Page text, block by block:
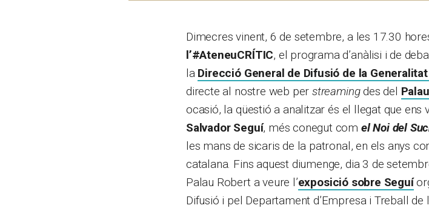
Dimecres vinent, 6 de setembre, a les 17.30
l’#AteneuCRÍTIC, el programa d’anàlisi i de
la Direcció General de Difusió de la
directe al nostre web perstreamingdes del
ocasió, la qüestió a analitzar és el llegat que
Salvador Seguí, més conegut com el Noi del
les mans de sicaris de la patronal, en els anys
catalana. Fins aquest diumenge, dia 3 de
Palau Robert a veure l’exposició sobre Seguí
Difusió i pel Departament d’Empresa i Treball